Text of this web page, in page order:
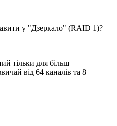
у "Дзеркало" (RAID 1)?
тільки для більш
від 64 каналів та 8